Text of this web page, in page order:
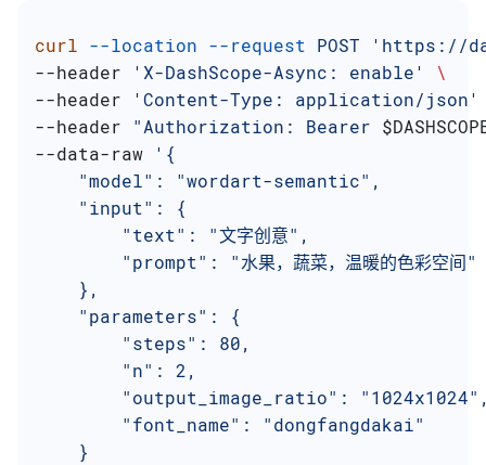
curl --location --request POST 'https://
--header
'X-DashScope-Async: enable'
\
--header
'Content-Type: application/json'
--header "Authorization: Bearer
--data-raw
'{
    "model": "wordart-semantic",
    "input": {
        "text": "文字创意",
        "prompt": "水果，蔬菜，温暖的色彩空间"
    },
    "parameters": {
        "steps": 80,
        "n": 2,
"output_image_ratio":
        "font_name": "dongfangdakai"
    }